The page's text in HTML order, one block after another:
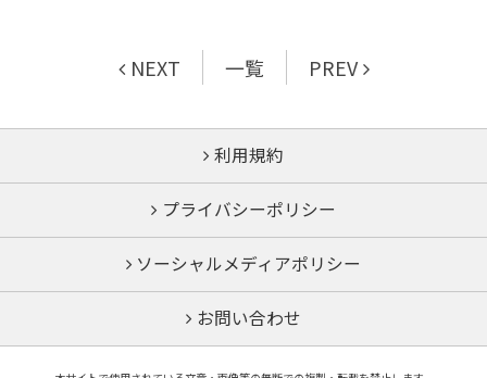
NEXT 一覧 PREV
利用規約
プライバシーポリシー
ソーシャルメディアポリシー
お問い合わせ